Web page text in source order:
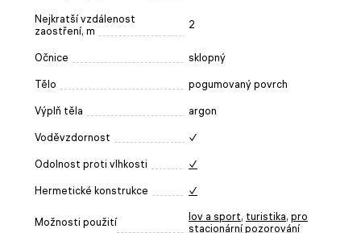
Nejkratší vzdálenost
zaostření, m
2
Očnice sklopný
Tělo pogumovaný povrch
Výplň těla argon
Voděvzdornost ✓
Odolnost proti vlhkosti ✓
Hermetické konstrukce ✓
Možnosti použití lov a sport, turistika, pro
stacionární pozorování